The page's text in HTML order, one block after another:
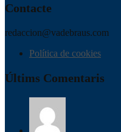
Contacte
redaccion@vadebraus.com
Política de cookies
Últims Comentaris